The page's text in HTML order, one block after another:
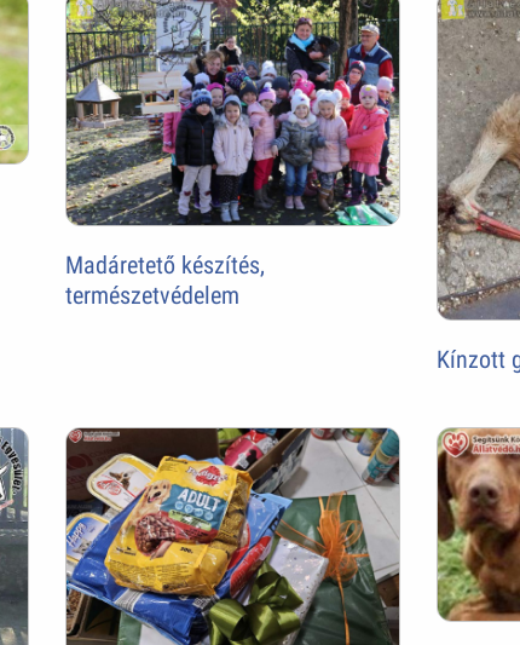
Madáretető készítés,
természetvédelem
Kínzott